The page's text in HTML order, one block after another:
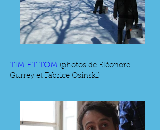
TIM ET TOM (photos de Eléonore
Gurrey et Fabrice Osinski)